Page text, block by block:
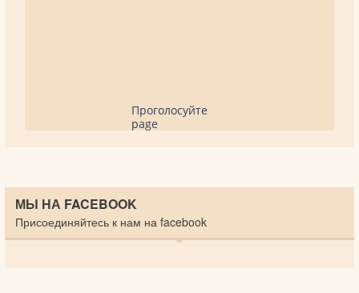
Проголосуйте
page
МЫ НА FACEBOOK
Присоединяйтесь к нам на facebook